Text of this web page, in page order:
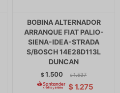
BOBINA ALTERNADOR
ARRANQUE FIAT PALIO-
SIENA-IDEA-STRADA
S/BOSCH 14E28D113L
DUNCAN
$1.500 $ 1.537
$ 1.275